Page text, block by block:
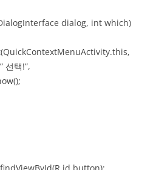
dialog, int which)
선택!”,